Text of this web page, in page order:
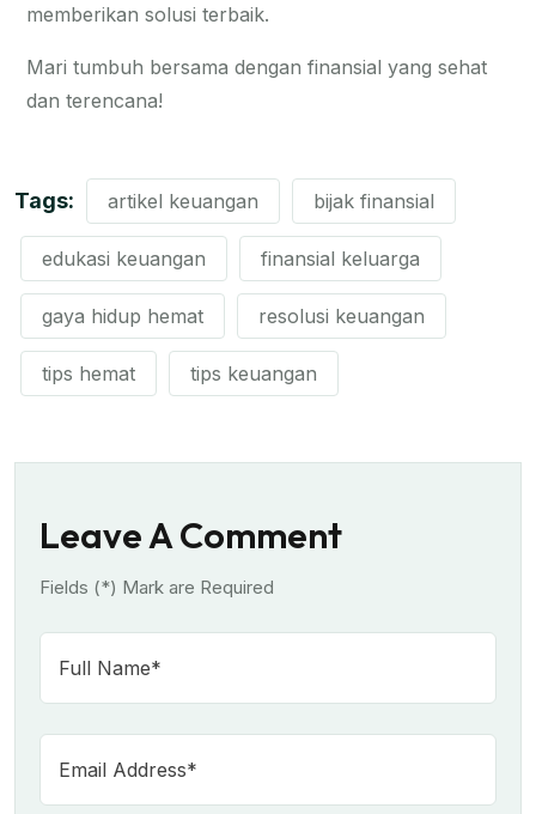
memberikan solusi terbaik.
Mari tumbuh bersama dengan finansial yang sehat
dan terencana!
Tags: artikel keuangan bijak finansial
edukasi keuangan finansial keluarga
gaya hidup hemat resolusi keuangan
tips hemat tips keuangan
Leave A Comment
Fields (*) Mark are Required